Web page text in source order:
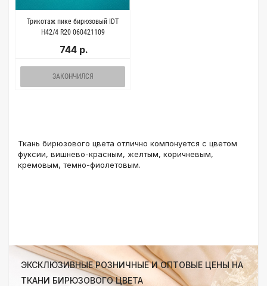
Трикотаж пике бирюзовый IDT
H42/4 R20 060421109
744 р.
ЗАКОНЧИЛСЯ
Ткань бирюзового цвета отлично компонуется с цветом
фуксии, вишнево-красным, желтым, коричневым,
кремовым, темно-фиолетовым.
ЭКСКЛЮЗИВНЫЕ РОЗНИЧНЫЕ И ОПТОВЫЕ ЦЕНЫ НА
ТКАНИ БИРЮЗОВОГО ЦВЕТА